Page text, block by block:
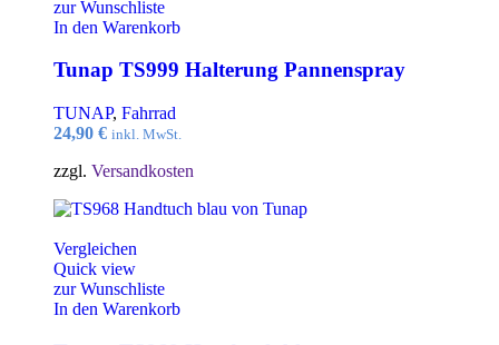
zur Wunschliste
In den Warenkorb
Tunap TS999 Halterung Pannenspray
TUNAP, Fahrrad
24,90 € inkl. MwSt.
zzgl. Versandkosten
Vergleichen
Quick view
zur Wunschliste
In den Warenkorb